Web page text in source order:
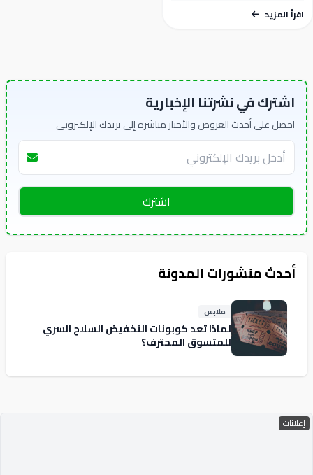
سبق لك أن وصلت إلى...
اقرأ المزيد
اشترك في نشرتنا الإخبارية
احصل على أحدث العروض والأخبار مباشرة إلى بريدك الإلكتروني
اشترك
أحدث منشورات المدونة
ملابس
لماذا تعد كوبونات التخفيض السلاح السري
للمتسوق المحترف؟
إعلانات